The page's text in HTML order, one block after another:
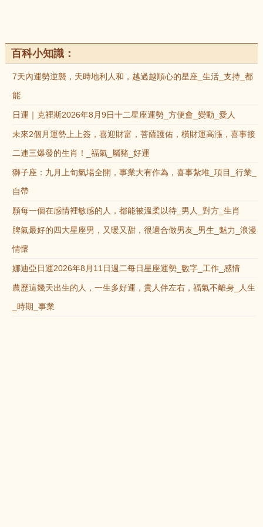
百科小知識：
7天內運勢逆襲，天時地利人和，越過越順心的星座_生活_支持_都
能
日運｜克裡斯2026年8月9日十二星座運勢_方便會_變動_愛人
未來2個月運勢上上簽，喜迎財富，菩薩護佑，橫財運高漲，喜事接
二連三爆發的生肖！_福氣_屬豬_好運
獅子座：九月上旬氣場全開，事業大有作為，喜事紮堆_項目_行業_
自帶
願每一個在感情裡敏感的人，都能被溫柔以待_男人_對方_生肖
脾氣最好的四大星座男，又暖又甜，很適合做男友_男生_魅力_浪漫
情懷
娜迪亞日運2026年8月11日週二每日星座運勢_數字_工作_感情
農歷這幾天出生的人，一生多好運，貴人伴左右，福氣不離身_人生
_時期_事業